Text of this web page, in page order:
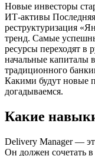
Новые инвесторы
ИТ-активы
реструктуризация
тренд. Самые
ресурсы переходят в
начальные капиталы
традиционного
Какими будут новые
догадываемся.
Какие
Delivery Manager —
Он должен сочетать в